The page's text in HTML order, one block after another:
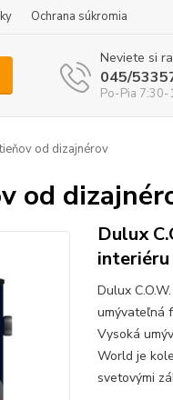
Ochrana súkromia
Neviete si
045/
Po-Pia
od dizajnérov
od
Dulux
interiéru
Dulux
umývateľná
Vysoká
World je
svetovými